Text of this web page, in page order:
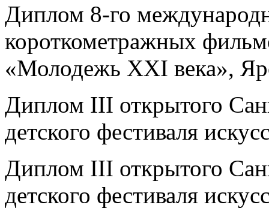
Диплом 8-го
короткометражных
«Молодежь XXI века»,
Диплом III открытого
детского фестиваля
Диплом III открытого
детского фестиваля